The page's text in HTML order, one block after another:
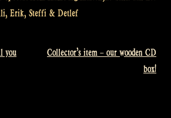
Erik, Steffi & Detlef
you
Collector’s item – our wooden CD
box!